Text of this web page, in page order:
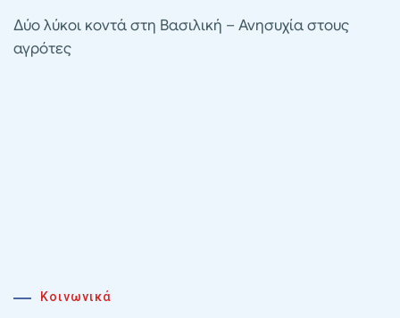
Δύο λύκοι κοντά στη Βασιλική – Ανησυχία στους
αγρότες
Κοινωνικά